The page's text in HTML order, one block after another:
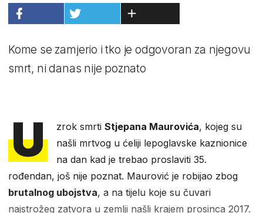
Kome se zamjerio i tko je odgovoran za njegovu
smrt, ni danas nije poznato
U zrok smrtiStjepana Maurovića, kojeg su
našli mrtvog u ćeliji lepoglavske kaznionice
na dan kad je trebao proslaviti 35.
rođendan, još nije poznat. Maurović je robijao zbog
brutalnog ubojstva, a na tijelu koje su čuvari
najstrožeg zatvora u zemlji našli krajem prosinca 2017.